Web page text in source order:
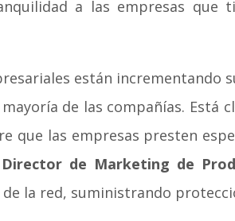
a las empresas que
están
de las compañías.
que las empresas presten
Director de Marketing de
la red, suministrando